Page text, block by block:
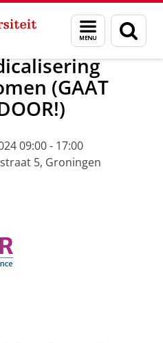
Menu
en
zoeken
Workshop
(GAAT
09:00 - 17:00
5, Groningen